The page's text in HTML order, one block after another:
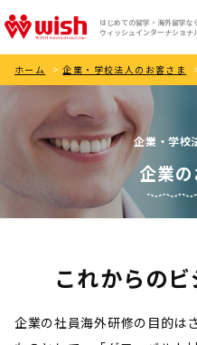
はじめての留学・海外留学な
ウィッシュインターナショナ
ホーム > 企業・学校法人のお客さま
企業・学校
企業
これからの
企業の社員海外研修の目的は